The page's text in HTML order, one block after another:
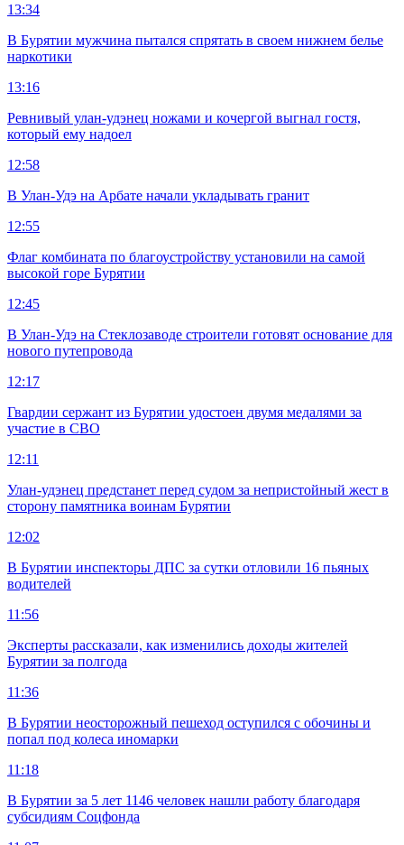
13:34
В Бурятии мужчина пытался спрятать в своем нижнем белье
наркотики
13:16
Ревнивый улан-удэнец ножами и кочергой выгнал гостя,
который ему надоел
12:58
В Улан-Удэ на Арбате начали укладывать гранит
12:55
Флаг комбината по благоустройству установили на самой
высокой горе Бурятии
12:45
В Улан-Удэ на Стеклозаводе строители готовят основание для
нового путепровода
12:17
Гвардии сержант из Бурятии удостоен двумя медалями за
участие в СВО
12:11
Улан-удэнец предстанет перед судом за непристойный жест в
сторону памятника воинам Бурятии
12:02
В Бурятии инспекторы ДПС за сутки отловили 16 пьяных
водителей
11:56
Эксперты рассказали, как изменились доходы жителей
Бурятии за полгода
11:36
В Бурятии неосторожный пешеход оступился с обочины и
попал под колеса иномарки
11:18
В Бурятии за 5 лет 1146 человек нашли работу благодаря
субсидиям Соцфонда